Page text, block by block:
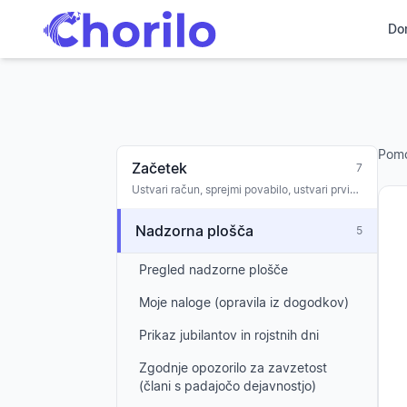
Začetek
7
Ustvari račun, sprejmi povabilo, ustvari prvi
Nadzorna plošča 5
Pregled nadzorne plošče
Moje naloge (opravila iz dogodkov)
Prikaz jubilantov in rojstnih dni
Zgodnje opozorilo za zavzetost
(člani s padajočo dejavnostjo)